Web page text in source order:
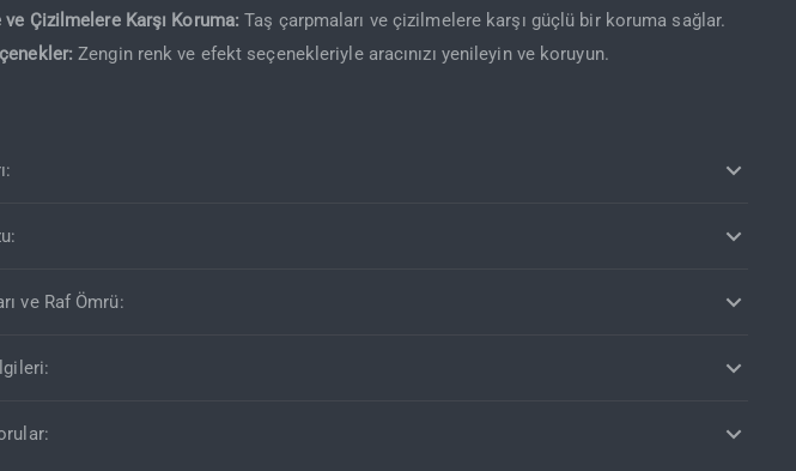
ve Çizilmelere Karşı Koruma: Taş çarpmaları ve çizilmelere karşı güçlü bir koruma sağlar.
Zengin renk ve efekt seçenekleriyle aracınızı yenileyin ve koruyun.
ve Raf Ömrü: